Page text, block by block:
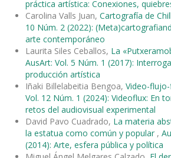
práctica artística: Conexiones,
Carolina Valls Juan, Cartografía de
10 Núm. 2 (2022):
arte contemporáneo
Laurita Siles Ceballos, La
AusArt: Vol. 5 Núm. 1 (2017):
producción artística
Iñaki Billelabeitia Bengoa, Video-
Vol. 12 Núm. 1 (2024): Videoflux: En
retos del audiovisual experimental
David Pavo Cuadrado, La materia
la estatua como común y popular ,
(2014): Arte, esfera pública y política